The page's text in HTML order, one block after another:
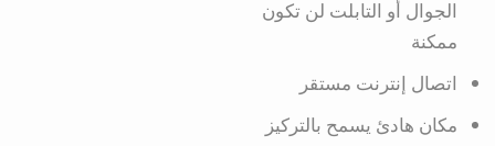
الجوال أو التابلت لن تكون
ممكنة
اتصال إنترنت مستقر
مكان هادئ يسمح بالتركيز